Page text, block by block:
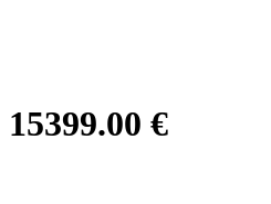
15399.00 €